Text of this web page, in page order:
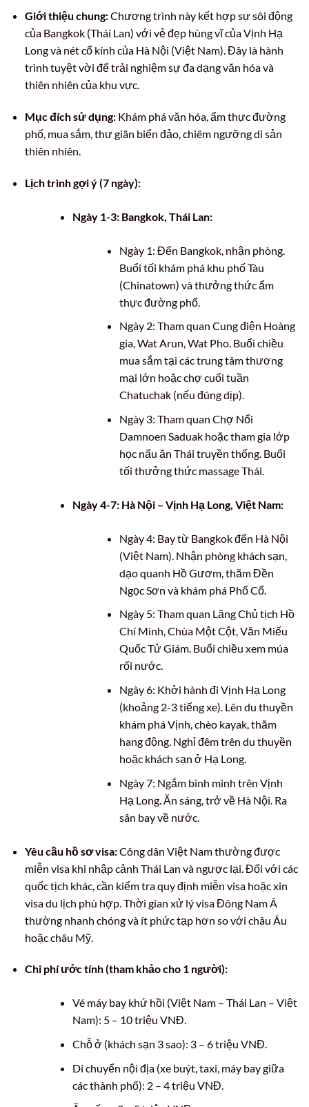
Giới thiệu chung:Chương trình này kết hợp sự sôi động
của Bangkok (Thái Lan) với vẻ đẹp hùng vĩ của Vịnh Hạ
Long và nét cổ kính của Hà Nội (Việt Nam). Đây là hành
trình tuyệt vời để trải nghiệm sự đa dạng văn hóa và
thiên nhiên của khu vực.
Mục đích sử dụng:Khám phá văn hóa, ẩm thực đường
phố, mua sắm, thư giãn biển đảo, chiêm ngưỡng di sản
thiên nhiên.
Lịch trình gợi ý (7 ngày):
Ngày 1-3: Bangkok, Thái Lan:
Ngày 1: Đến Bangkok, nhận phòng.
Buổi tối khám phá khu phố Tàu
(Chinatown) và thưởng thức ẩm
thực đường phố.
Ngày 2: Tham quan Cung điện Hoàng
gia, Wat Arun, Wat Pho. Buổi chiều
mua sắm tại các trung tâm thương
mại lớn hoặc chợ cuối tuần
Chatuchak (nếu đúng dịp).
Ngày 3: Tham quan Chợ Nổi
Damnoen Saduak hoặc tham gia lớp
học nấu ăn Thái truyền thống. Buổi
tối thưởng thức massage Thái.
Ngày 4-7: Hà Nội – Vịnh Hạ Long, Việt Nam:
Ngày 4: Bay từ Bangkok đến Hà Nội
(Việt Nam). Nhận phòng khách sạn,
dạo quanh Hồ Gươm, thăm Đền
Ngọc Sơn và khám phá Phố Cổ.
Ngày 5: Tham quan Lăng Chủ tịch Hồ
Chí Minh, Chùa Một Cột, Văn Miếu
Quốc Tử Giám. Buổi chiều xem múa
rối nước.
Ngày 6: Khởi hành đi Vịnh Hạ Long
(khoảng 2-3 tiếng xe). Lên du thuyền
khám phá Vịnh, chèo kayak, thăm
hang động. Nghỉ đêm trên du thuyền
hoặc khách sạn ở Hạ Long.
Ngày 7: Ngắm bình minh trên Vịnh
Hạ Long. Ăn sáng, trở về Hà Nội. Ra
sân bay về nước.
Yêu cầu hồ sơ visa:Công dân Việt Nam thường được
miễn visa khi nhập cảnh Thái Lan và ngược lại. Đối với các
quốc tịch khác, cần kiểm tra quy định miễn visa hoặc xin
visa du lịch phù hợp. Thời gian xử lý visa Đông Nam Á
thường nhanh chóng và ít phức tạp hơn so với châu Âu
hoặc châu Mỹ.
Chi phí ước tính (tham khảo cho 1 người):
Vé máy bay khứ hồi (Việt Nam – Thái Lan – Việt
Nam): 5 – 10 triệu VNĐ.
Chỗ ở (khách sạn 3 sao): 3 – 6 triệu VNĐ.
Di chuyển nội địa (xe buýt, taxi, máy bay giữa
các thành phố): 2 – 4 triệu VNĐ.